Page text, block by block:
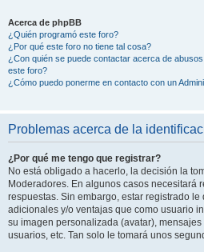
Acerca de phpBB
¿Quién programó este foro?
¿Por qué este foro no tiene tal cosa?
¿Con quién se puede contactar acerca de
este foro?
¿Cómo puedo ponerme en contacto con un
Problemas acerca de la
¿Por qué me tengo que registrar?
No está obligado a hacerlo, la decisión la
Moderadores. En algunos casos necesitará
respuestas. Sin embargo, estar registrado
adicionales y/o ventajas que como usuario
su imagen personalizada (avatar),
usuarios, etc. Tan solo le tomará unos